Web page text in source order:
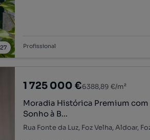
27 Profissional
1 725 000 €6388,89 €/m²
Moradia Histórica Premium com
Sonho à B...